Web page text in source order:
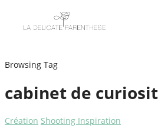
Browsing Tag
cabinet de
Création Shooting Inspiration